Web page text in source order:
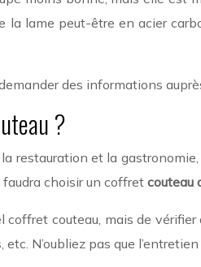
lame peut-être en acier
des informations
?
restauration et la
faudra choisir un coffret couteau
coffret couteau, mais de
N’oubliez pas que